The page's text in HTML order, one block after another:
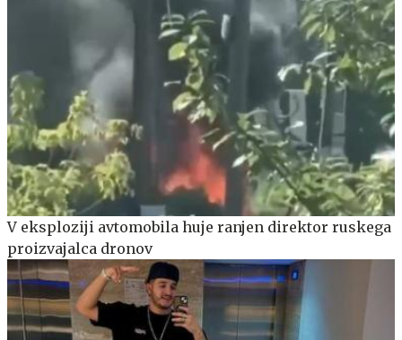
V eksploziji avtomobila huje ranjen direktor ruskega
proizvajalca dronov